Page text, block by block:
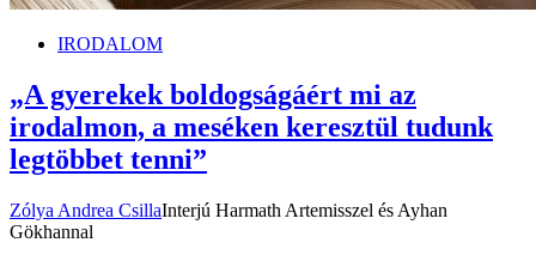
IRODALOM
„A gyerekek boldogságáért mi az
irodalmon, a meséken keresztül tudunk
legtöbbet tenni”
Zólya Andrea CsillaInterjú Harmath Artemisszel és Ayhan
Gökhannal